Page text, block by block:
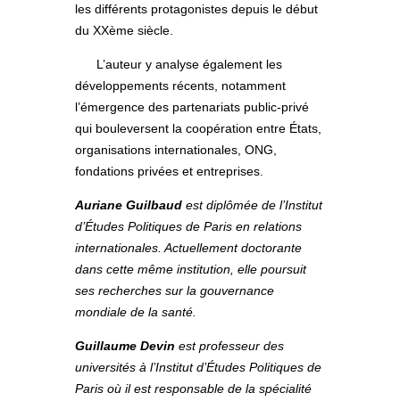
les différents protagonistes depuis le début
du XXème siècle.
L’auteur y analyse également les
développements récents, notamment
l’émergence des partenariats public-privé
qui bouleversent la coopération entre États,
organisations internationales, ONG,
fondations privées et entreprises.
Auriane Guilbaud est diplômée de l’Institut
d’Études Politiques de Paris en relations
internationales. Actuellement doctorante
dans cette même institution, elle poursuit
ses recherches sur la gouvernance
mondiale de la santé.
Guillaume Devin est professeur des
universités à l’Institut d’Études Politiques de
Paris où il est responsable de la spécialité